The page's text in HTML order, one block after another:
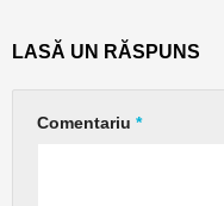
LASĂ UN RĂSPUNS
Comentariu *